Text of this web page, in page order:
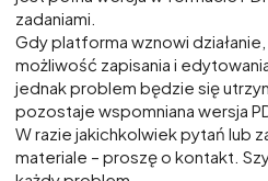
zadaniami.
Gdy platforma wznowi
możliwość zapisania i
jednak problem będzie się
pozostaje wspomniana wersja
W razie jakichkolwiek pytań lub
materiale – proszę o kontakt.